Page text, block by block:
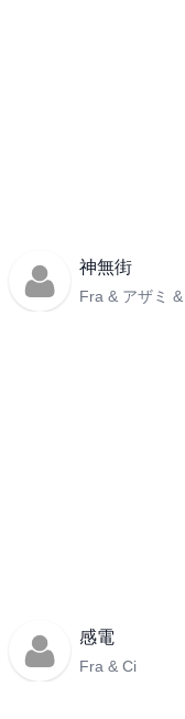
神無街
Fra & アザミ
感電
Fra & Ci